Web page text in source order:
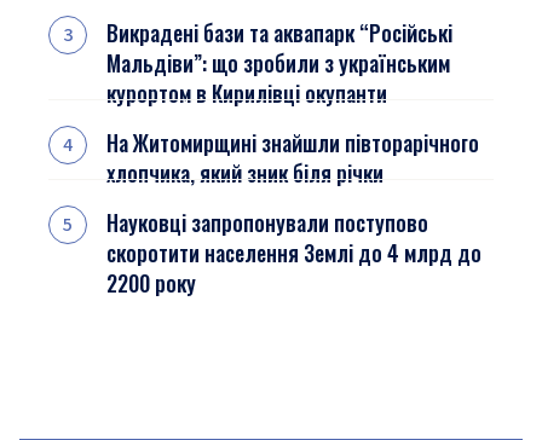
Викрадені бази та аквапарк “Російські
Мальдіви”: що зробили з українським
курортом в Кирилівці окупанти
На Житомирщині знайшли півторарічного
хлопчика, який зник біля річки
Науковці запропонували поступово
скоротити населення Землі до 4 млрд до
2200 року